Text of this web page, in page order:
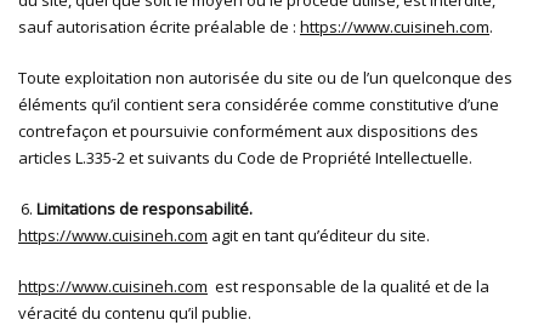
sauf autorisation écrite préalable de : https://www.cuisineh.com.
Toute exploitation non autorisée du site ou de l’un quelconque des
éléments qu’il contient sera considérée comme constitutive d’une
contrefaçon et poursuivie conformément aux dispositions des
articles L.335-2 et suivants du Code de Propriété Intellectuelle.
Limitations de responsabilité.
https://www.cuisineh.com agit en tant qu’éditeur du site.
https://www.cuisineh.com est responsable de la qualité et de la
véracité du contenu qu’il publie.